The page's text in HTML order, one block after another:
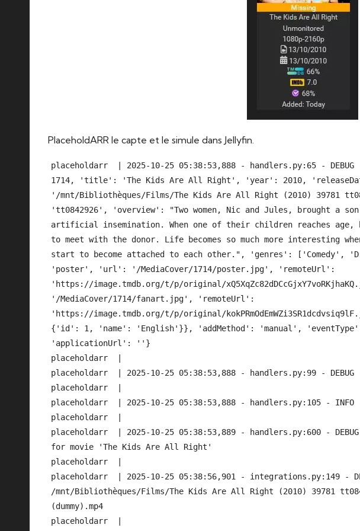
PlaceholdARR le capte et le simule dans Jellyfin.
placeholdarr  | 2025-10-25 05:38:53,888 - handlers.py:65 - DEBUG
1714, 'title': 'The Kids Are All Right', 'year': 2010,
'/mnt/Bibliothèques/Films/The Kids Are All Right (2010) 39781
'tt0842926', 'overview': "Two women, Nic and Jules, brought a
artificial insemination. When one of their children reaches age,
to meet with the donor. Life becomes so much more interesting
start to become attached to each other.", 'genres': ['Comedy',
'poster', 'url': '/MediaCover/1714/poster.jpg', 'remoteUrl':
'https://image.tmdb.org/t/p/original/
'/MediaCover/1714/fanart.jpg', 'remoteUrl':
'https://image.tmdb.org/t/p/original/
{'id': 1, 'name': 'English'}}, 'addMethod': 'manual', 'eventType':
'applicationUrl': ''}
placeholdarr  |
placeholdarr  | 2025-10-25 05:38:53,888 - handlers.py:99 - DEBUG
placeholdarr  |
placeholdarr  | 2025-10-25 05:38:53,888 - handlers.py:105 - INFO
placeholdarr  |
placeholdarr  | 2025-10-25 05:38:53,889 - handlers.py:600 -
for movie 'The Kids Are All Right'
placeholdarr  |
placeholdarr  | 2025-10-25 05:38:56,901 - integrations.py:149 -
/mnt/Bibliothèques/Films/The Kids Are All Right (2010) 39781
(dummy).mp4
placeholdarr  |